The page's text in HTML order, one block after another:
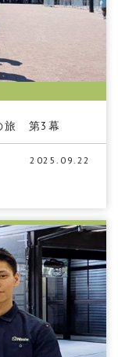
旅 第3幕
2025.09.22